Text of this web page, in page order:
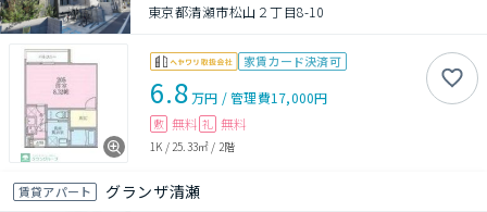
東京都清瀬市松山２丁目8-10
家賃カード決済可
6.8万円 /管理費17,000円
敷 無料 礼 無料
1K /25.33㎡ / 2階
賃貸アパート グランザ清瀬